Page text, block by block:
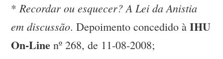
*Recordar ou esquecer? A Lei da Anistia
em discussão. Depoimento concedido àIHU
On-Line nº 268, de 11-08-2008;